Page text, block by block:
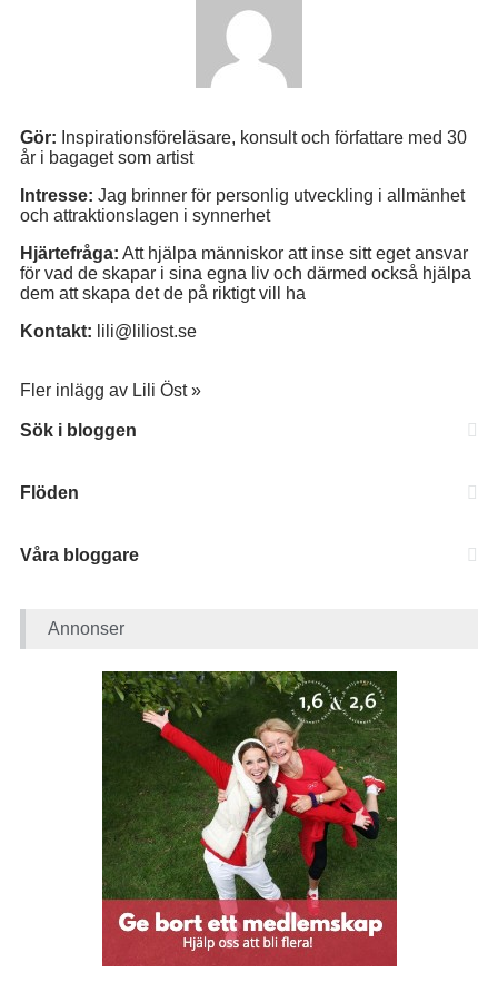
Gör: Inspirationsföreläsare, konsult och författare med 30
år i bagaget som artist
Intresse: Jag brinner för personlig utveckling i allmänhet
och attraktionslagen i synnerhet
Hjärtefråga: Att hjälpa människor att inse sitt eget ansvar
för vad de skapar i sina egna liv och därmed också hjälpa
dem att skapa det de på riktigt vill ha
Kontakt: lili@liliost.se
Fler inlägg av Lili Öst »
Sök i bloggen
Flöden
Våra bloggare
Annonser